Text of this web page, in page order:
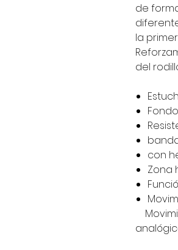
de
la
del
con
Zona